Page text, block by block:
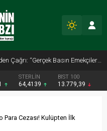
Kaldırım İşgaline Geçit Yok!
STERLİN
64,4139
BIST 100
13.779,39
Para Cezası! Kulüpten İlk